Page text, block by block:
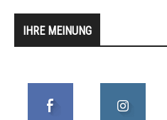
IHRE MEINUNG